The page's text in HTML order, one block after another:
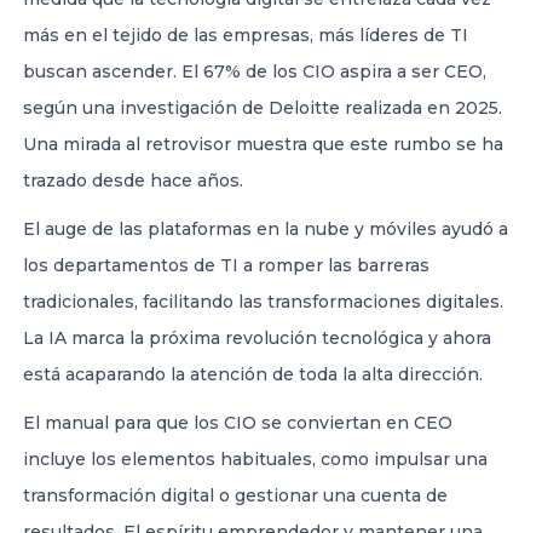
services firms
más en el tejido de las empresas, más líderes de TI
buscan ascender. El 67% de los CIO aspira a ser CEO,
según una investigación de Deloitte realizada en 2025.
Una mirada al retrovisor muestra que este rumbo se ha
trazado desde hace años.
El auge de las plataformas en la nube y móviles ayudó a
los departamentos de TI a romper las barreras
tradicionales, facilitando las transformaciones digitales.
La IA marca la próxima revolución tecnológica y ahora
está acaparando la atención de toda la alta dirección.
El manual para que los CIO se conviertan en CEO
incluye los elementos habituales, como impulsar una
transformación digital o gestionar una cuenta de